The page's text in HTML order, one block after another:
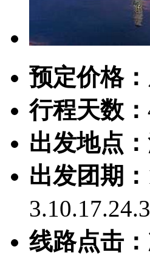
预定价格：
行程天数：
出发地点：
出发团期：
线路点击：